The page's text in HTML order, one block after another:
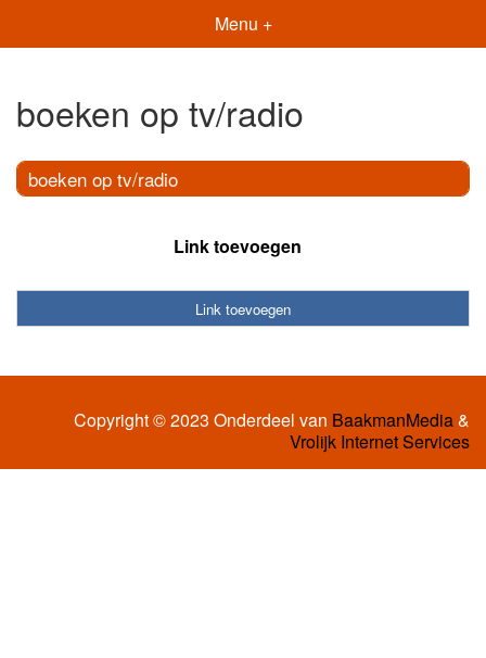
Menu +
boeken op tv/radio
boeken op tv/radio
Link toevoegen
Link toevoegen
Copyright © 2023 Onderdeel van BaakmanMedia&
Vrolijk Internet Services